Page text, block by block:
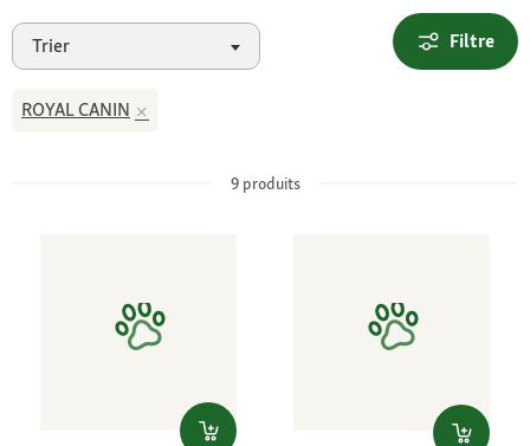
Trier Filtre
ROYAL CANIN
9produits